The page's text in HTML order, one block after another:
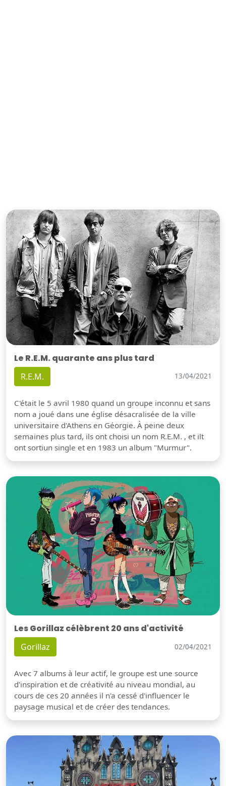
Le R.E.M. quarante ans plus tard
R.E.M. 13/04/2021
C'était le 5 avril 1980 quand un groupe inconnu et sans
nom a joué dans une église désacralisée de la ville
universitaire d'Athens en Géorgie. À peine deux
semaines plus tard, ils ont choisi un nom R.E.M. , et ilt
ont sortiun single et en 1983 un album "Murmur".
Les Gorillaz célèbrent 20 ans d'activité
Gorillaz 02/04/2021
Avec 7 albums à leur actif, le groupe est une source
d'inspiration et de créativité au niveau mondial, au
cours de ces 20 années il n'a cessé d'influencer le
paysage musical et de créer des tendances.